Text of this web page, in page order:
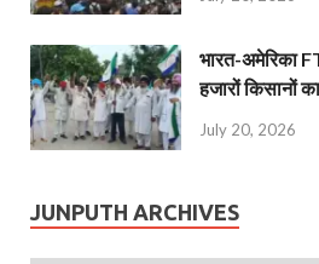
भारत-अमेरिका
हजारों किसानों
July 20, 2026
JUNPUTH ARCHIVES